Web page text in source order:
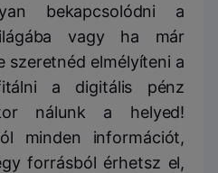
bekapcsolódni a
vagy ha már
szeretnéd elmélyíteni a
a digitális pénz
nálunk a helyed!
minden információt,
forrásból érhetsz el,